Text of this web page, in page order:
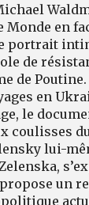
Monde en
portrait
de
de
en
le
coulisses
lui-
un